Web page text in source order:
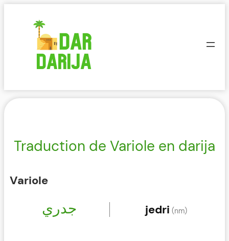
Traduction de Variole en darija
Variole
جدري jedri (nm)